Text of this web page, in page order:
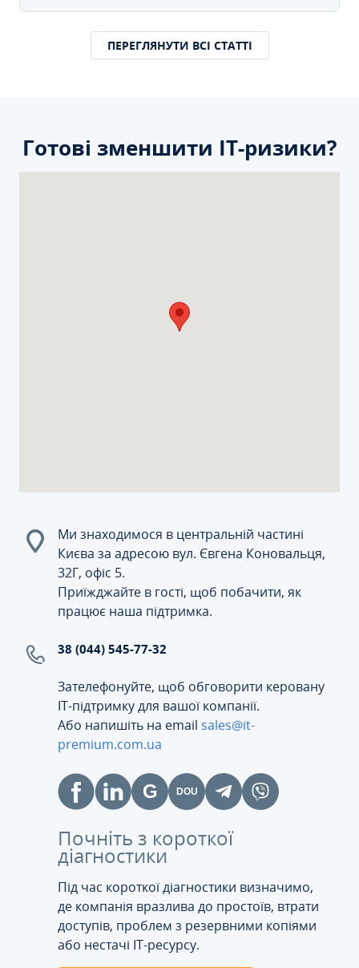
ПЕРЕГЛЯНУТИ ВСІ СТАТТІ
Готові зменшити ІТ-ризики?
Ми знаходимося в центральній частині
Києва за адресою вул. Євгена Коновальця,
32Г, офіс 5.
Приїжджайте в гості, щоб побачити, як
працює наша підтримка.
38 (044) 545-77-32
Зателефонуйте, щоб обговорити керовану
ІТ-підтримку для вашої компанії.
Або напишіть на email sales@it-
premium.com.ua
Почніть з короткої
діагностики
Під час короткої діагностики визначимо,
де компанія вразлива до простоїв, втрати
доступів, проблем з резервними копіями
або нестачі IT-ресурсу.